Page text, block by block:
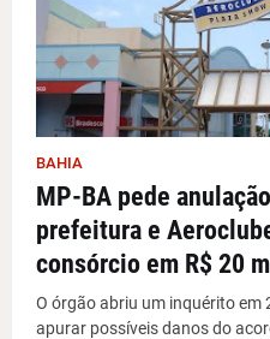
BAHIA
MP-BA pede
prefeitura e
consórcio em R$ 20
O órgão abriu um inquérito em
apurar possíveis danos do